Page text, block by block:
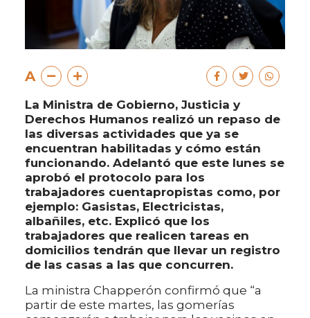
A
La Ministra de Gobierno, Justicia y
Derechos Humanos realizó un repaso de
las diversas actividades que ya se
encuentran habilitadas y cómo están
funcionando. Adelantó que este lunes se
aprobó el protocolo para los
trabajadores cuentapropistas como, por
ejemplo: Gasistas, Electricistas,
albañiles, etc. Explicó que los
trabajadores que realicen tareas en
domicilios tendrán que llevar un registro
de las casas a las que concurren.
La ministra Chapperón confirmó que “a
partir de este martes, las gomerías